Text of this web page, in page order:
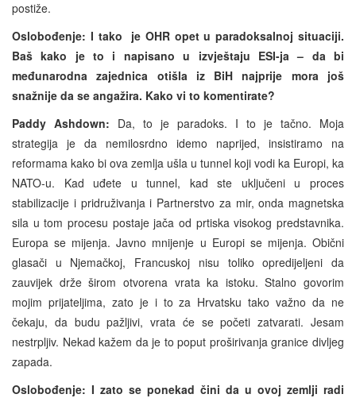
postiže.
Oslobođenje: I tako je OHR opet u paradoksalnoj situaciji.
Baš kako je to i napisano u izvještaju ESI-ja – da bi
međunarodna zajednica otišla iz BiH najprije mora još
snažnije da se angažira. Kako vi to komentirate?
Paddy Ashdown: Da, to je paradoks. I to je tačno. Moja
strategija je da nemilosrdno idemo naprijed, insistiramo na
reformama kako bi ova zemlja ušla u tunnel koji vodi ka Europi, ka
NATO-u. Kad uđete u tunnel, kad ste uključeni u proces
stabilizacije i pridruživanja i Partnerstvo za mir, onda magnetska
sila u tom procesu postaje jača od prtiska visokog predstavnika.
Europa se mijenja. Javno mnijenje u Europi se mijenja. Obični
glasači u Njemačkoj, Francuskoj nisu toliko opredijeljeni da
zauvijek drže širom otvorena vrata ka istoku. Stalno govorim
mojim prijateljima, zato je i to za Hrvatsku tako važno da ne
čekaju, da budu pažljivi, vrata će se početi zatvarati. Jesam
nestrpljiv. Nekad kažem da je to poput proširivanja granice divljeg
zapada.
Oslobođenje: I zato se ponekad čini da u ovoj zemlji radi